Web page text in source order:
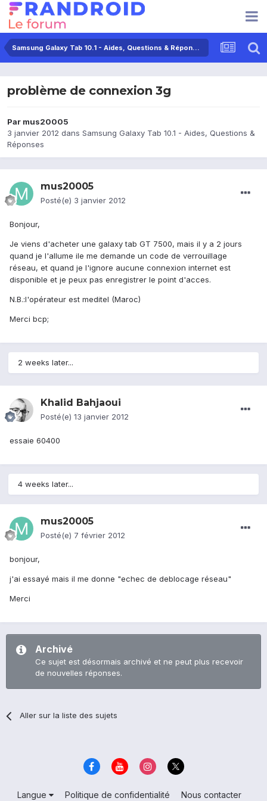
Samsung Galaxy Tab 10.1 - Aides, Questions & Réponses
problème de connexion 3g
Par mus20005
3 janvier 2012 dans Samsung Galaxy Tab 10.1 - Aides, Questions &
Réponses
mus20005
Posté(e) 3 janvier 2012
Bonjour,
Je viens d'acheter une galaxy tab GT 7500, mais il y a 2 jours
quand je l'allume ile me demande un code de verrouillage
réseau, et quand je l'ignore aucune connexion internet est
disponible et je peux pas enregistrer le point d'acces.
N.B.:l'opérateur est meditel (Maroc)
Merci bcp;
2 weeks later...
Khalid Bahjaoui
Posté(e) 13 janvier 2012
essaie 60400
4 weeks later...
mus20005
Posté(e) 7 février 2012
bonjour,
j'ai essayé mais il me donne "echec de deblocage réseau"
Merci
Archivé
Ce sujet est désormais archivé et ne peut plus recevoir
de nouvelles réponses.
Aller sur la liste des sujets
Langue Politique de confidentialité Nous contacter